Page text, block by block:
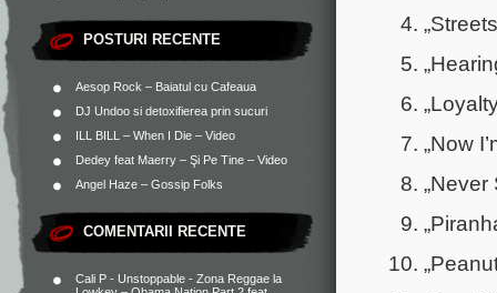
POSTURI RECENTE
Aesop Rock – Baiatul cu Cafeaua
DJ Undoo si detoxifierea prin sucuri
ILL BILL – When I Die – Video
Dedey feat Maerry – Şi Pe Tine – Video
Angel Haze – Gossip Folks
COMENTARII RECENTE
Cali P - Unstoppable - Zona Reggae la
„Now